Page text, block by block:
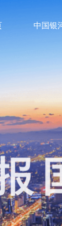
中国银